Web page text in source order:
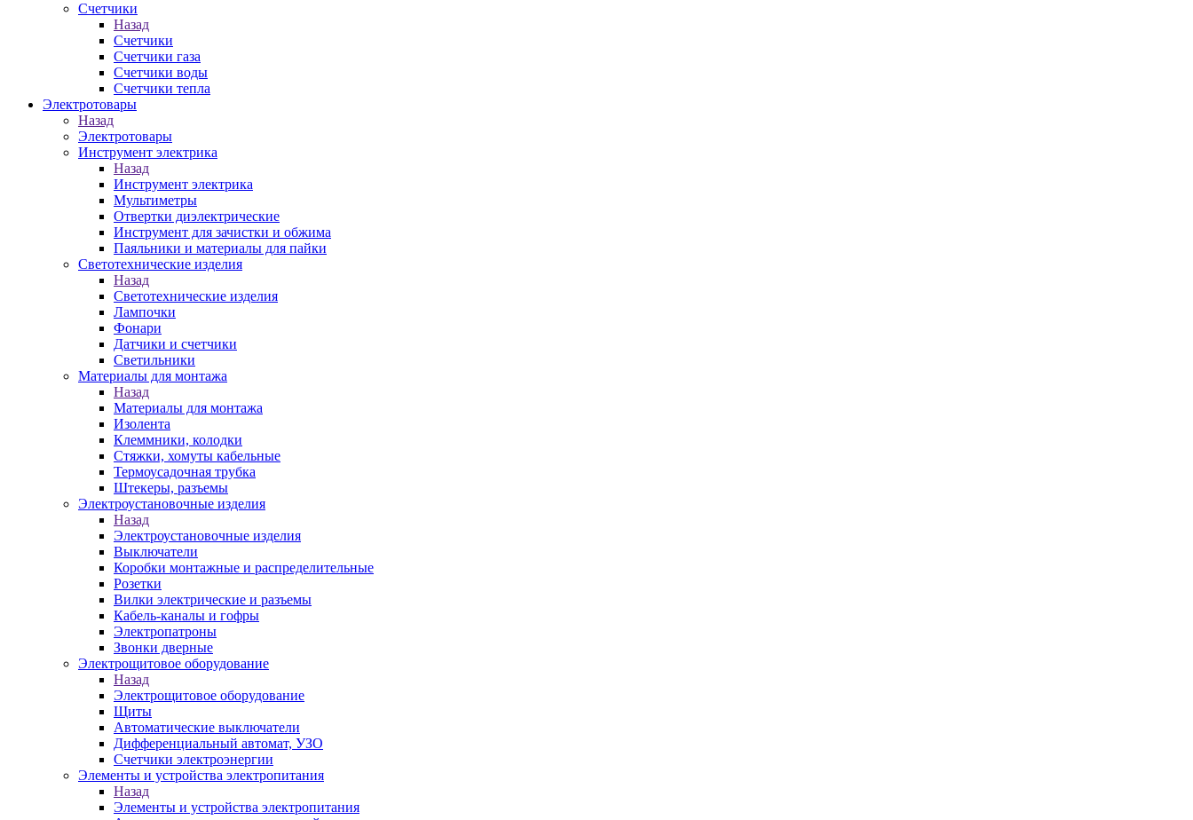
Счетчики
Назад
Счетчики
Счетчики газа
Счетчики воды
Счетчики тепла
Электротовары
Назад
Электротовары
Инструмент электрика
Назад
Инструмент электрика
Мультиметры
Отвертки диэлектрические
Инструмент для зачистки и обжима
Паяльники и материалы для пайки
Светотехнические изделия
Назад
Светотехнические изделия
Лампочки
Фонари
Датчики и счетчики
Светильники
Материалы для монтажа
Назад
Материалы для монтажа
Изолента
Клеммники, колодки
Стяжки, хомуты кабельные
Термоусадочная трубка
Штекеры, разъемы
Электроустановочные изделия
Назад
Электроустановочные изделия
Выключатели
Коробки монтажные и распределительные
Розетки
Вилки электрические и разъемы
Кабель-каналы и гофры
Электропатроны
Звонки дверные
Электрощитовое оборудование
Назад
Электрощитовое оборудование
Щиты
Автоматические выключатели
Дифференциальный автомат, УЗО
Счетчики электроэнергии
Элементы и устройства электропитания
Назад
Элементы и устройства электропитания